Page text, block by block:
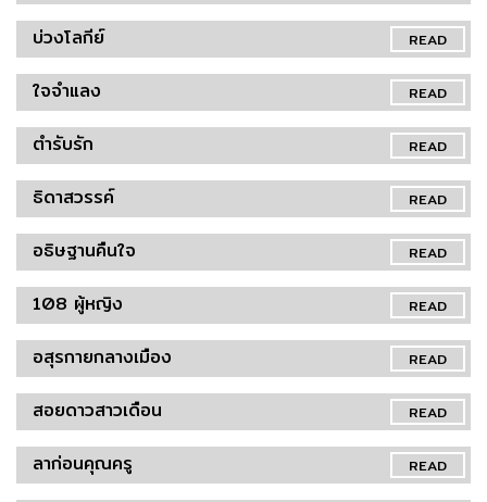
READ
บ่วงโลกีย์
READ
ใจจำแลง
READ
ตำรับรัก
READ
ธิดาสวรรค์
READ
อธิษฐานคืนใจ
READ
108 ผู้หญิง
READ
อสุรกายกลางเมือง
READ
สอยดาวสาวเดือน
READ
ลาก่อนคุณครู